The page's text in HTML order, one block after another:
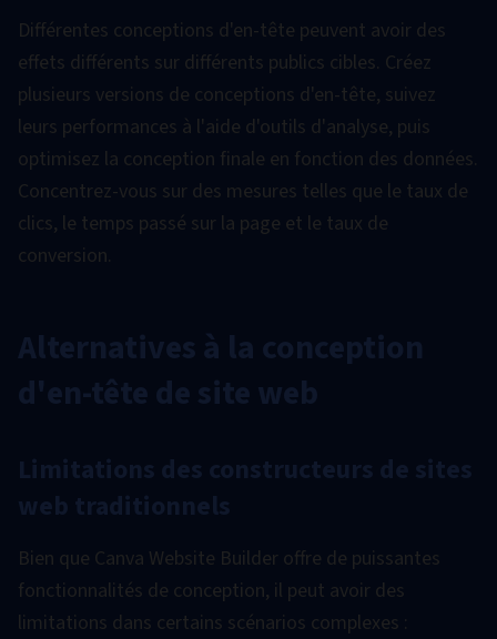
Différentes conceptions d'en-tête peuvent avoir des
effets différents sur différents publics cibles. Créez
plusieurs versions de conceptions d'en-tête, suivez
leurs performances à l'aide d'outils d'analyse, puis
optimisez la conception finale en fonction des données.
Concentrez-vous sur des mesures telles que le taux de
clics, le temps passé sur la page et le taux de
conversion.
Alternatives à la conception
d'en-tête de site web
Limitations des constructeurs de sites
web traditionnels
Bien que Canva Website Builder offre de puissantes
fonctionnalités de conception, il peut avoir des
limitations dans certains scénarios complexes :